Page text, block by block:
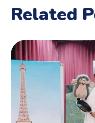
Related